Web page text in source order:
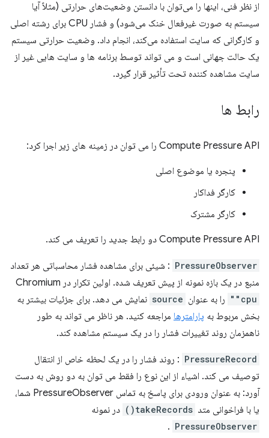
از نظر فنی، اینها را می‌توان با دانستن وضعیت‌های حرارتی (مثلاً آیا
سیستم به صورت غیرفعال خنک می‌شود) و فشار CPU برای رشته اصلی
و کارگرانی که سایت استفاده می‌کند، انجام داد. وضعیت حرارتی سیستم
یک حالت جهانی است و می تواند توسط برنامه ها و سایت هایی غیر از
سایت مشاهده کننده تحت تأثیر قرار گیرد.
رابط ها
Compute Pressure API را می توان در زمینه های زیر اجرا کرد:
پنجره یا موضوع اصلی
کارگر فداکار
کارگر مشترک
Compute Pressure API دو رابط جدید را تعریف می کند.
PressureObserver : شیئی برای مشاهده فشار محاسباتی هر تعداد
منبع در یک بازه نمونه از پیش تعریف شده. اولین تکرار در Chromium
"cpu" را به عنوان source نمایش می دهد. برای جزئیات بیشتر به
بخش مربوط به پارامترها مراجعه کنید. هر ناظر می تواند به طور
ناهمزمان روند تغییرات فشار را در یک سیستم مشاهده کند.
PressureRecord : روند فشار را در یک لحظه خاص از انتقال
توصیف می کند. اشیاء از این نوع را فقط می توان به دو روش به دست
آورد: به عنوان ورودی برای پاسخ به تماس PressureObserver شما،
یا با فراخوانی متد takeRecords() در نمونه
PressureObserver
.